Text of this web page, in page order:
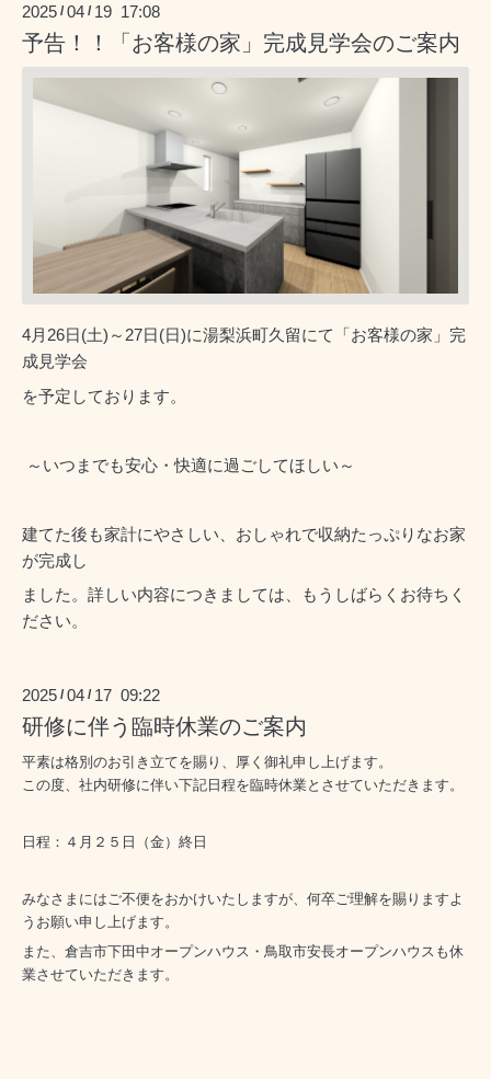
2025 /04 / 19 17:08
予告！！「お客様の家」完成見学会のご案内
4月26日(土)～27日(日)に湯梨浜町久留にて「お客様の家」完
成見学会
を予定しております。
～いつまでも安心・快適に過ごしてほしい～
建てた後も家計にやさしい、おしゃれで収納たっぷりなお家
が完成し
ました。詳しい内容につきましては、もうしばらくお待ちく
ださい。
2025 /04 / 17 09:22
研修に伴う臨時休業のご案内
平素は格別のお引き立てを賜り、厚く御礼申し上げます。
この度、社内研修に伴い下記日程を臨時休業とさせていただきます。
日程：４月２５日（金）終日
みなさまにはご不便をおかけいたしますが、何卒ご理解を賜りますよ
うお願い申し上げます。
また、倉吉市下田中オープンハウス・鳥取市安長オープンハウスも休
業させていただきます。